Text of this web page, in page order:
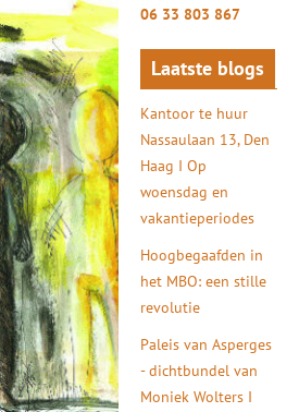
06 33 803 867
Laatste blogs
Kantoor te huur
Nassaulaan 13, Den
Haag I Op
woensdag en
vakantieperiodes
Hoogbegaafden in
het MBO: een stille
revolutie
Paleis van Asperges
- dichtbundel van
Moniek Wolters I